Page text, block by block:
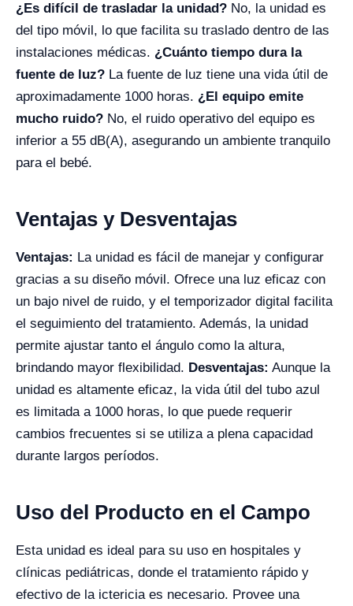
¿Es difícil de trasladar la unidad? No, la unidad es
del tipo móvil, lo que facilita su traslado dentro de las
instalaciones médicas. ¿Cuánto tiempo dura la
fuente de luz? La fuente de luz tiene una vida útil de
aproximadamente 1000 horas. ¿El equipo emite
mucho ruido? No, el ruido operativo del equipo es
inferior a 55 dB(A), asegurando un ambiente tranquilo
para el bebé.
Ventajas y Desventajas
Ventajas: La unidad es fácil de manejar y configurar
gracias a su diseño móvil. Ofrece una luz eficaz con
un bajo nivel de ruido, y el temporizador digital facilita
el seguimiento del tratamiento. Además, la unidad
permite ajustar tanto el ángulo como la altura,
brindando mayor flexibilidad. Desventajas: Aunque la
unidad es altamente eficaz, la vida útil del tubo azul
es limitada a 1000 horas, lo que puede requerir
cambios frecuentes si se utiliza a plena capacidad
durante largos períodos.
Uso del Producto en el Campo
Esta unidad es ideal para su uso en hospitales y
clínicas pediátricas, donde el tratamiento rápido y
efectivo de la ictericia es necesario. Provee una